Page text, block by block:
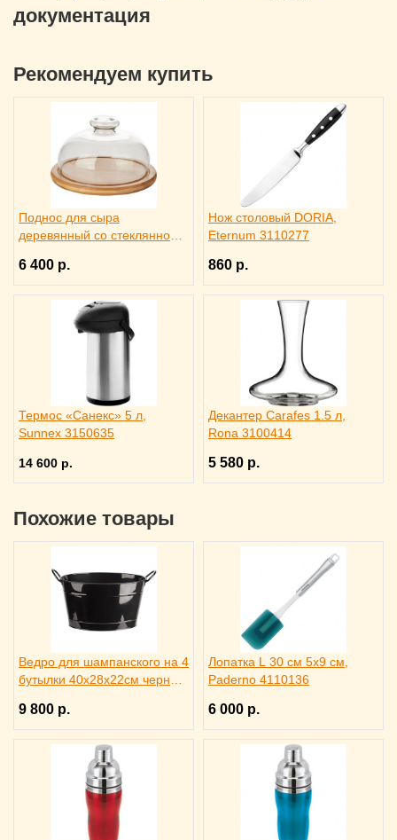
документация
Рекомендуем купить
Поднос для сыра
деревянный со стеклянной
6 400 р.
Нож столовый DORIA,
Eternum 3110277
860 р.
Термос «Санекс» 5 л,
Sunnex 3150635
14 600 р.
Декантер Carafes 1.5 л,
Rona 3100414
5 580 р.
Похожие товары
Ведро для шампанского на 4
бутылки 40х28х22см черное,
9 800 р.
Лопатка L 30 см 5х9 см,
Paderno 4110136
6 000 р.